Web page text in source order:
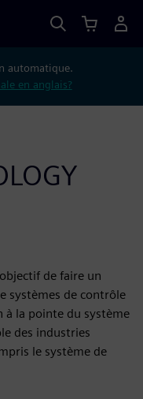
automatique.
en anglais?
de faire un
systèmes de contrôle
à la pointe du système
des industries
le système de